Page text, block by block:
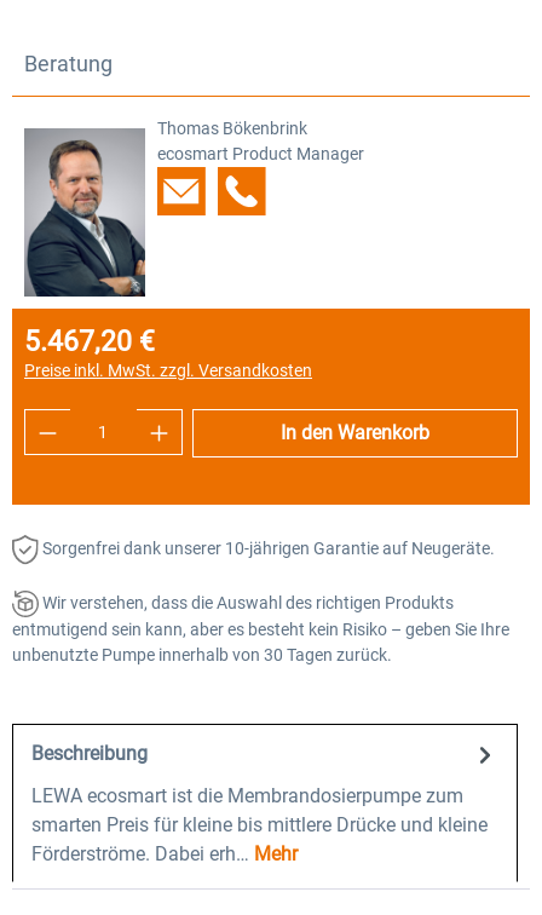
Beratung
Thomas Bökenbrink
ecosmart Product Manager
Regulärer Preis:
5.467,20 €
Preise inkl. MwSt. zzgl. Versandkosten
Produkt Anzahl: Gib den gewünschten
In den Warenkorb
Sorgenfrei dank unserer 10-jährigen Garantie auf Neugeräte.
Wir verstehen, dass die Auswahl des richtigen Produkts
entmutigend sein kann, aber es besteht kein Risiko – geben Sie Ihre
unbenutzte Pumpe innerhalb von 30 Tagen zurück.
Beschreibung
LEWA ecosmart ist die Membrandosierpumpe zum
smarten Preis für kleine bis mittlere Drücke und kleine
Förderströme. Dabei erh… Mehr